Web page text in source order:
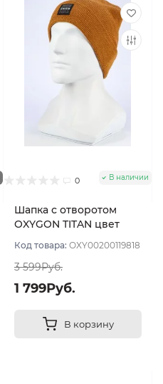
0 В наличии
Шапка с отворотом
OXYGON TITAN цвет
Код товара: OXY00200119818
3 599Руб.
1 799Руб.
В корзину